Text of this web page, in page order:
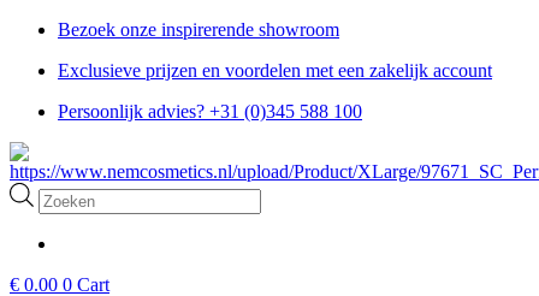
Bezoek onze inspirerende showroom
Exclusieve prijzen en voordelen met een zakelijk account
Persoonlijk advies? +31 (0)345 588 100
Producten
zoeken
€ 0.00 0 Cart